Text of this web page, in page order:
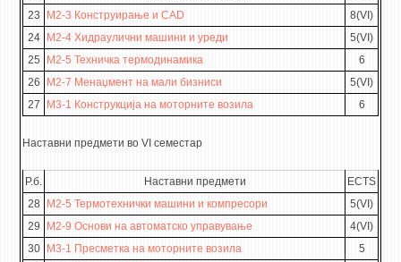
23
М2-3 Конструирање и CAD
8(VI)
24
М2-4 Хидраулични машини и уреди
5(VI)
25
М2-5 Техничка термодинамика
6
26
М2-7 Менаџмент на мали бизниси
5(VI)
27
М3-1 Конструкција на моторните возила 6
Наставни предмети во VI семестар
Р.б. Наставни предмети
ECTS
28
М2-5 Термотехнички машини и компресори
5(VI)
29
М2-9 Основи на автоматско управување
4(VI)
30
М3-1 Пресметка на моторните возила
5